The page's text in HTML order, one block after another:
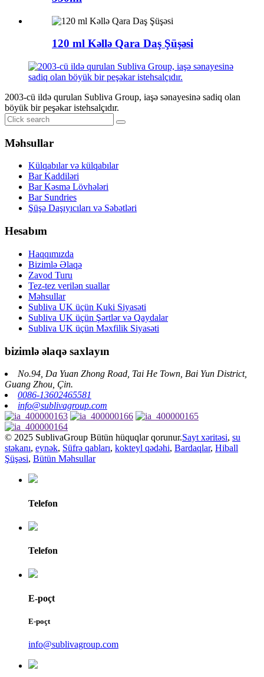
120 ml Kəllə Qara Daş Şüşəsi
2003-cü ildə qurulan Subliva Group, iaşə sənayesinə sadiq olan
böyük bir peşəkar istehsalçıdır.
Məhsullar
Külqabılar və külqabılar
Bar Kaddiləri
Bar Kəsmə Lövhələri
Bar Sundries
Şüşə Daşıyıcıları və Səbətləri
Hesabım
Haqqımızda
Bizimlə Əlaqə
Zavod Turu
Tez-tez verilən suallar
Məhsullar
Subliva UK üçün Kuki Siyasəti
Subliva UK üçün Şərtlər və Qaydalar
Subliva UK üçün Məxfilik Siyasəti
bizimlə əlaqə saxlayın
No.94, Da Yuan Zhong Road, Tai He Town, Bai Yun District,
Guang Zhou, Çin.
0086-13602465581
info@sublivagroup.com
© 2025 SublivaGroup Bütün hüquqlar qorunur.Sayt xəritəsi, su
stəkanı, eynək, Süfrə qabları, kokteyl qədəhi, Bardaqlar, Hiball
Şüşəsi, Bütün Məhsullar
Telefon
Telefon
E-poçt
E-poçt
info@sublivagroup.com